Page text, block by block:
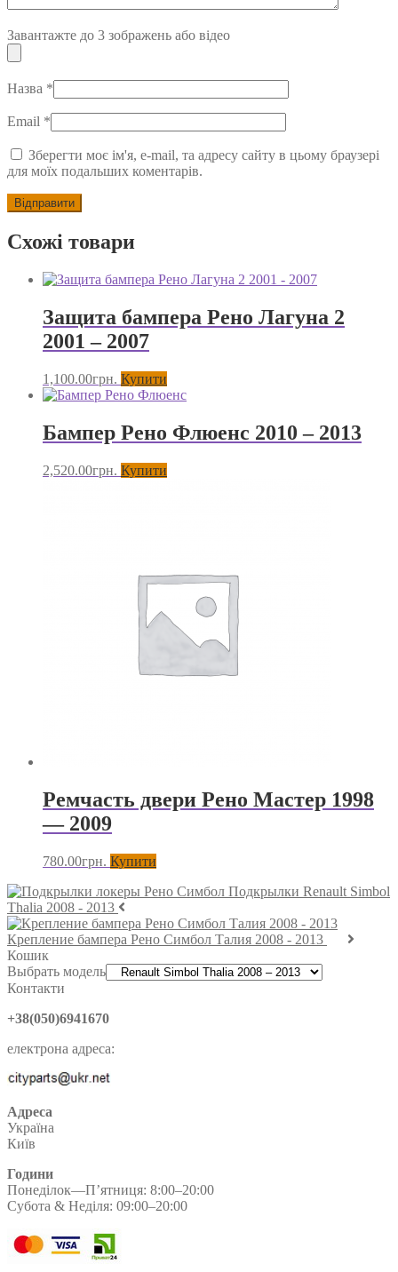
Завантажте до 3 зображень або відео
Назва *
Email *
Зберегти моє ім'я, e-mail, та адресу сайту в цьому браузері
для моїх подальших коментарів.
Схожі товари
Защита бампера Рено Лагуна 2
2001 – 2007
1,100.00грн. Купити
Бампер Рено Флюенс 2010 – 2013
2,520.00грн. Купити
Ремчасть двери Рено Мастер 1998
— 2009
780.00грн. Купити
Подкрылки Renault Simbol
Thalia 2008 - 2013
Крепление бампера Рено Симбол Талия 2008 - 2013
Кошик
Выбрать модель
Контакти
+38(050)6941670
електрона адреса:
Адреса
Україна
Київ
Години
Понеділок—П’ятниця: 8:00–20:00
Субота & Неділя: 09:00–20:00